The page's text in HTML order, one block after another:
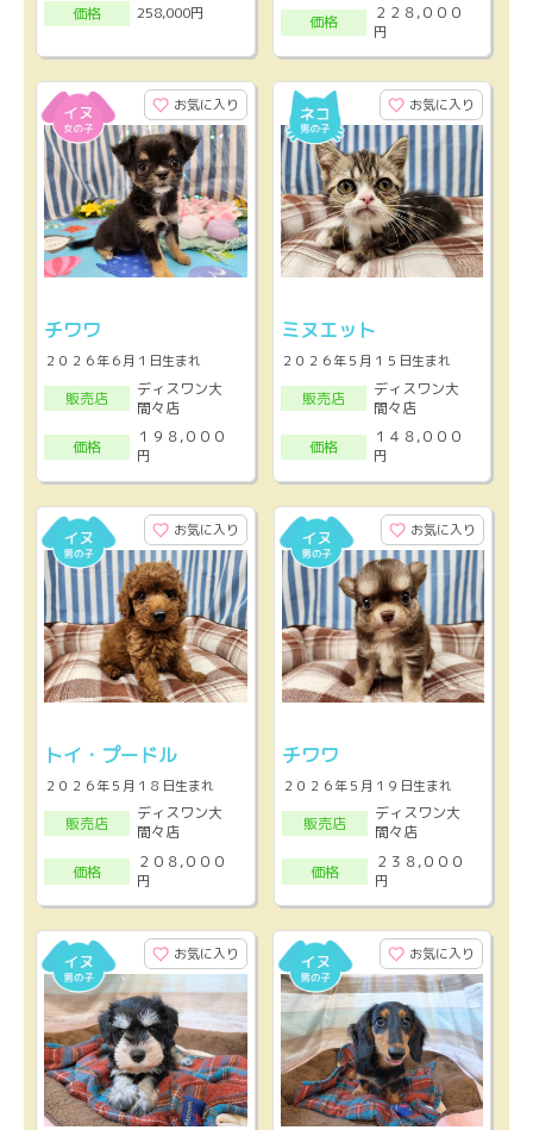
価格
258,000円
価格
２２８,０００
円
お気に入り
チワワ
２０２６年６月１日生まれ
販売店
ディスワン大
間々店
価格
１９８,０００
円
お気に入り
ミヌエット
２０２６年５月１５日生まれ
販売店
ディスワン大
間々店
価格
１４８,０００
円
お気に入り
トイ・プードル
２０２６年５月１８日生まれ
販売店
ディスワン大
間々店
価格
２０８,０００
円
お気に入り
チワワ
２０２６年５月１９日生まれ
販売店
ディスワン大
間々店
価格
２３８,０００
円
お気に入り お気に入り